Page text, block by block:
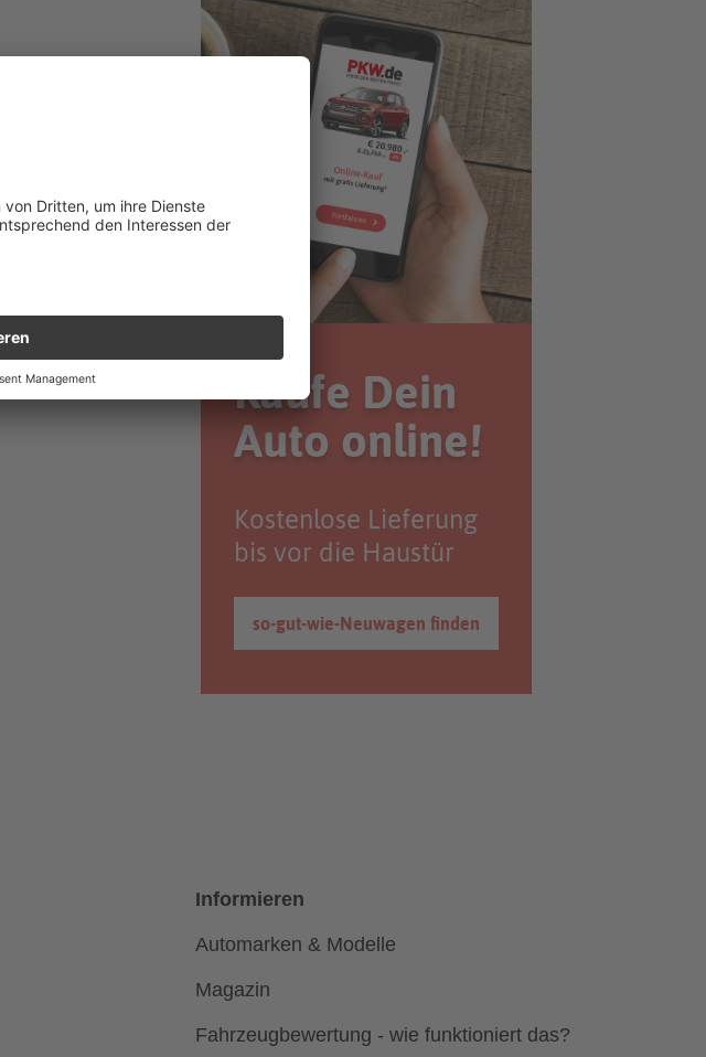
Kaufe Dein
Auto online!
Kostenlose Lieferung
bis vor die Haustür
so-gut-wie-Neuwagen finden
Informieren
Automarken & Modelle
Magazin
Fahrzeugbewertung - wie funktioniert das?